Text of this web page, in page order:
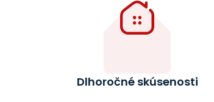
Dlhoročné skúsenosti